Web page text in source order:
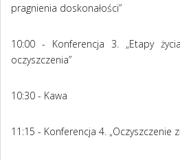
pragnienia doskonałości”
10:00 - Konferencja 3. „Etapy
oczyszczenia”
10:30 - Kawa
11:15 - Konferencja 4. „Oczyszczenie